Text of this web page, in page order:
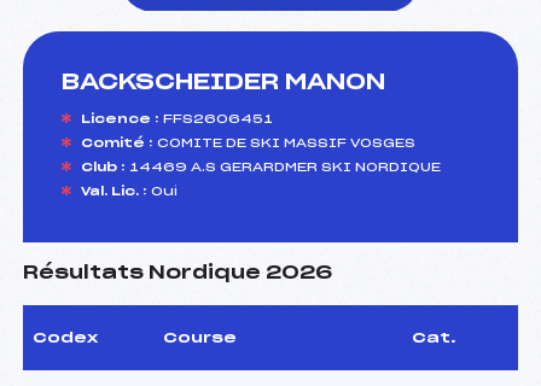
BACKSCHEIDER MANON
Licence : FFS2606451
Comité : COMITE DE SKI MASSIF VOSGES
Club : 14469 A.S GERARDMER SKI NORDIQUE
Val. Lic. : Oui
Résultats Nordique 2026
Codex Course Cat.